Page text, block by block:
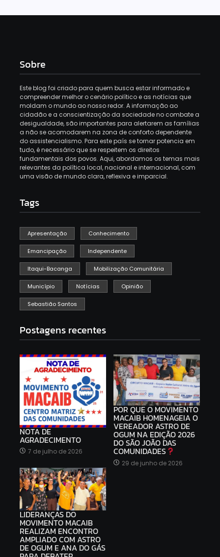
Sobre
Este blog foi criado para quem busca estar informado e
compreender melhor o cenário político e as notícias que
moldam o mundo ao nosso redor. A informação ao
cidadão e a conscientização da sociedade no combate a
desigualdade, são importantes para alertarem as famílias
a não se acomodarem na zona de conforto dependente
do assistencialismo. Para este país se tornar potencia em
tudo, é necessário que se respeitem os direitos
fundamentais dos povos. Aqui, abordamos os temas mais
relevantes da política local, nacional e internacional, com
uma visão de mundo clara, reflexiva e imparcial.
Tags
Apresentação Conhecimento
Emancipação Independente
Itaqui-Bacanga Mobilização Comunitária
Município Notícias Opinião
Sebastião Santos
Postagens recentes
NOTA DE
AGRADECIMENTO
7 de julho de 2026
POR QUE O MOVIMENTO
MACAIB HOMENAGEIA O
VEREADOR ASTRO DE
OGUM NA EDIÇÃO 2026
DO SÃO JOÃO DAS
COMUNIDADES
29 de junho de 2026
LIDERANÇAS DO
MOVIMENTO MACAIB
REALIZAM ENCONTRO
AMPLIADO COM ASTRO
DE OGUM E ANA DO GÁS